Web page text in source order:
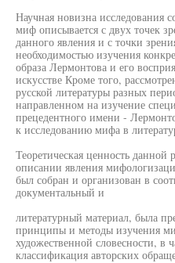
Научная новизна исследования
миф описывается с двух точек
данного явления и с точки
необходимостью изучения
образа Лермонтова и его
искусстве Кроме того,
русской литературы разных
направленном на изучение
прецедентного имени -
к исследованию мифа в
Теоретическая ценность данной
описании явления
был собран и организован в
документальный и
литературный материал, была
принципы и методы изучения
художественной словесности, в
классификация авторских